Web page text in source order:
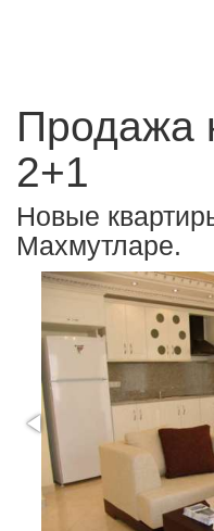
Продажа
2+1
Новые
Махмутларе.